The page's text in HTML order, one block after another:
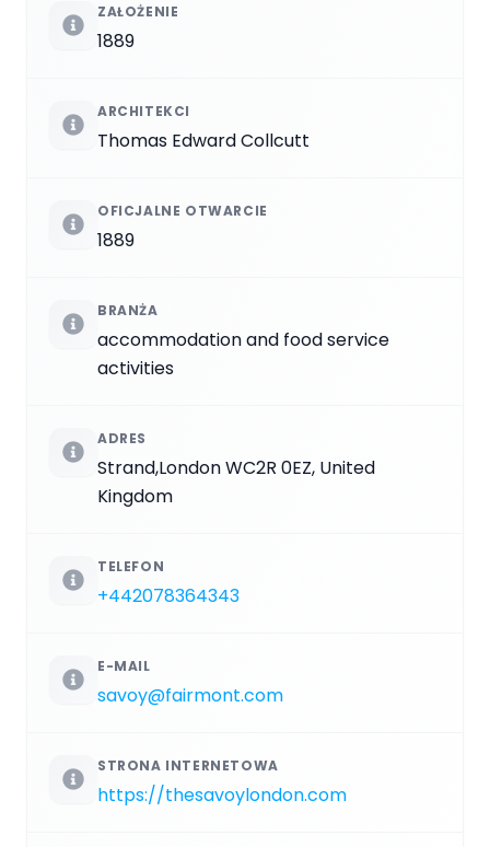
ZAŁOŻENIE
1889
ARCHITEKCI
Thomas Edward Collcutt
OFICJALNE OTWARCIE
1889
BRANŻA
accommodation and food service
activities
ADRES
Strand,London WC2R 0EZ, United
Kingdom
TELEFON
+442078364343
E-MAIL
savoy@fairmont.com
STRONA INTERNETOWA
https://thesavoylondon.com